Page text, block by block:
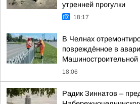
утренней прогулки
18:17
В Челнах
повреждённое в
Машиностроительной
18:06
Радик Зиннатов –